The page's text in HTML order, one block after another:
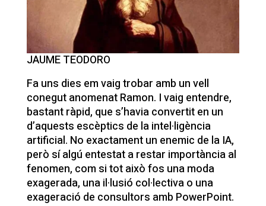
JAUME TEODORO
Fa uns dies em vaig trobar amb un vell
conegut anomenat Ramon. I vaig entendre,
bastant ràpid, que s’havia convertit en un
d’aquests escèptics de la intel·ligència
artificial. No exactament un enemic de la IA,
però sí algú entestat a restar importància al
fenomen, com si tot això fos una moda
exagerada, una il·lusió col·lectiva o una
exageració de consultors amb PowerPoint.